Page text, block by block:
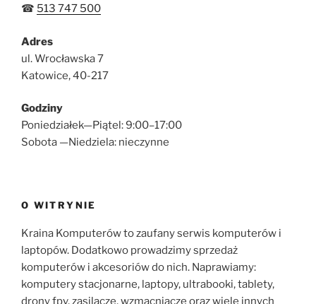
☎ 513 747 500
Adres
ul. Wrocławska 7
Katowice, 40-217
Godziny
Poniedziałek—Piątel: 9:00–17:00
Sobota —Niedziela: nieczynne
O WITRYNIE
Kraina Komputerów to zaufany serwis komputerów i
laptopów. Dodatkowo prowadzimy sprzedaż
komputerów i akcesoriów do nich. Naprawiamy:
komputery stacjonarne, laptopy, ultrabooki, tablety,
drony fpv, zasilacze, wzmacniacze oraz wiele innych